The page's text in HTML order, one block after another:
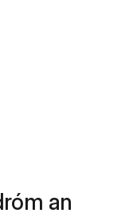
an